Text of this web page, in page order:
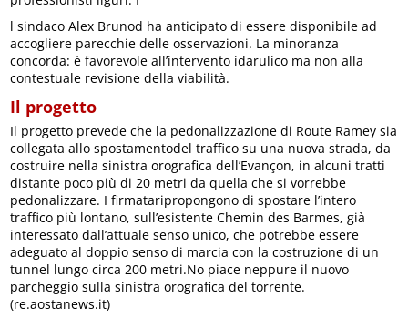
l sindaco Alex Brunod ha anticipato di essere disponibile ad
accogliere parecchie delle osservazioni. La minoranza
concorda: è favorevole all’intervento idarulico ma non alla
contestuale revisione della viabilità.
Il progetto
Il progetto prevede che la pedonalizzazione di Route Ramey sia
collegata allo spostamentodel traffico su una nuova strada, da
costruire nella sinistra orografica dell’Evançon, in alcuni tratti
distante poco più di 20 metri da quella che si vorrebbe
pedonalizzare. I firmataripropongono di spostare l’intero
traffico più lontano, sull’esistente Chemin des Barmes, già
interessato dall’attuale senso unico, che potrebbe essere
adeguato al doppio senso di marcia con la costruzione di un
tunnel lungo circa 200 metri.No piace neppure il nuovo
parcheggio sulla sinistra orografica del torrente.
(re.aostanews.it)